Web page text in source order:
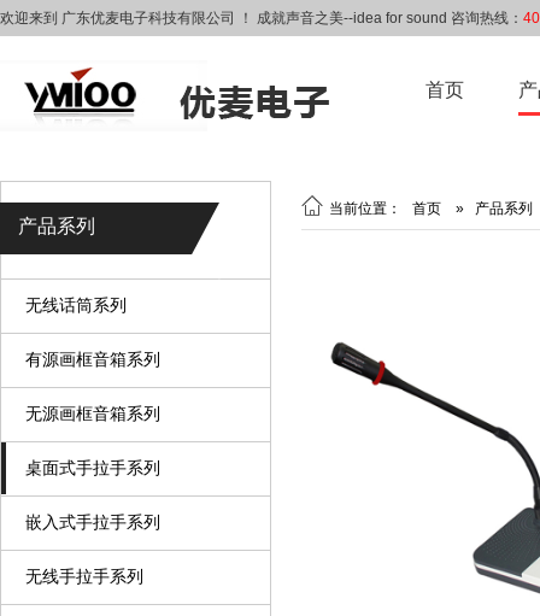
欢迎来到 广东优麦电子科技有限公司 ！ 成就声音之美--idea for sound 咨询热线：
首页
产品系列
无线话筒系列
有源画框音箱系列
无源画框音箱系列
桌面式手拉手系列
嵌入式手拉手系列
无线手拉手系列
 当前位置： 首页 » 产品系列